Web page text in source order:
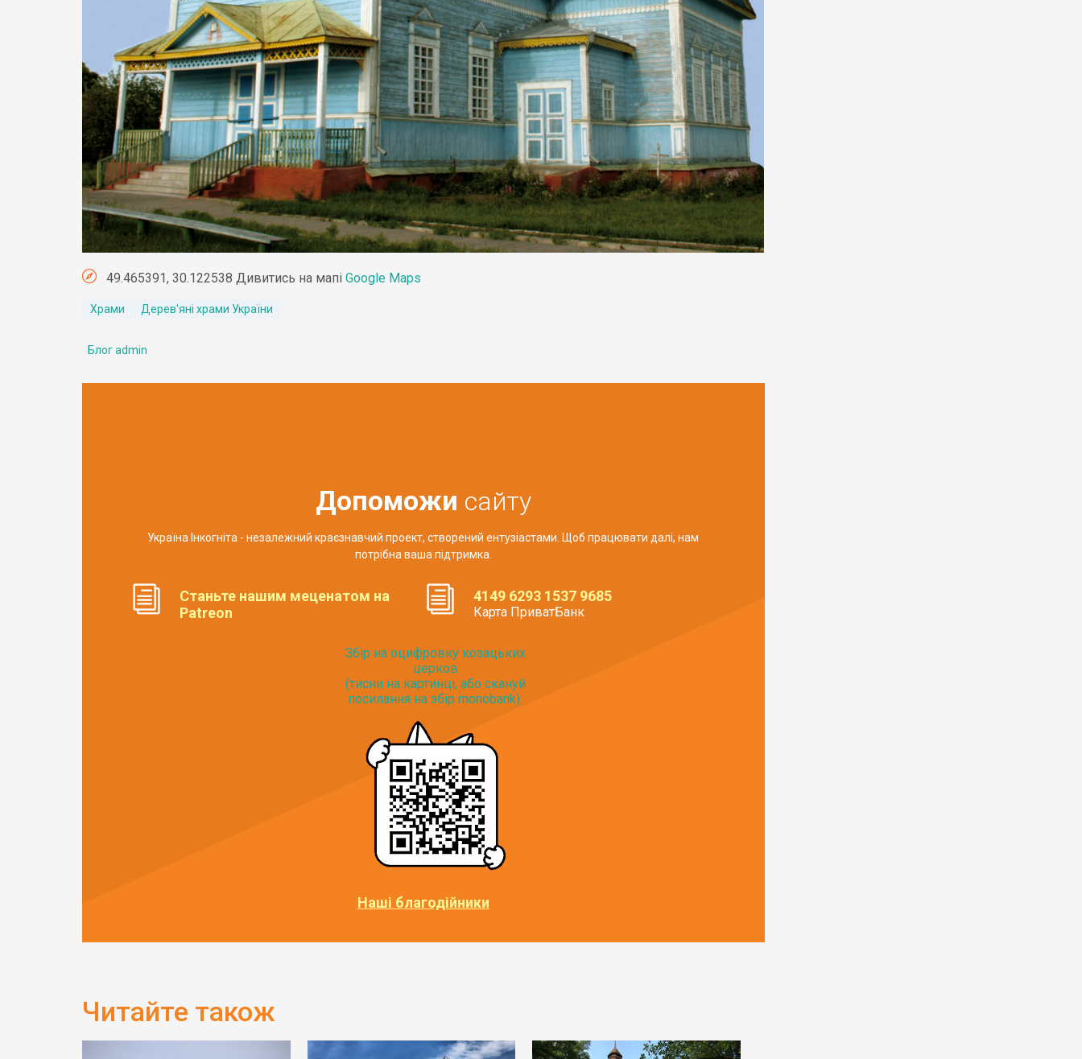
49.465391, 30.122538 Дивитись на мапі Google Maps
Храми Дерев'яні храми України
Блог admin
Допоможи сайту
Україна Інкогніта - незалежний краєзнавчий проект, створений ентузіастами. Щоб працювати далі, нам
потрібна ваша підтримка.
Станьте нашим меценатом на
Patreon
4149 6293 1537 9685
Карта ПриватБанк
Збір на оцифровку козацьких
церков
(тисни на картинці, або скануй
посилання на збір monobank):
Наші благодійники
Читайте також